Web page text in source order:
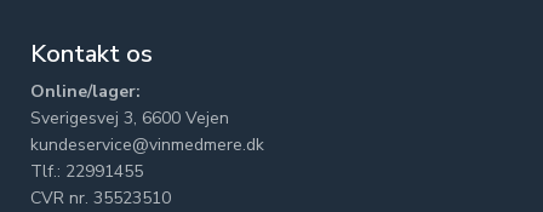
Kontakt os
Online/lager:
Sverigesvej 3, 6600 Vejen
kundeservice@vinmedmere.dk
Tlf.: 22991455
CVR nr. 35523510